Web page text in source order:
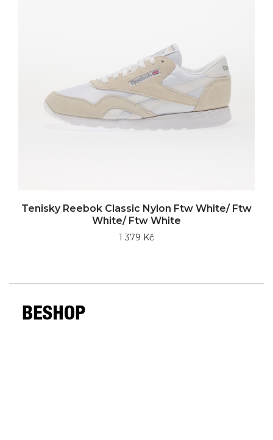
Tenisky Reebok Classic Nylon Ftw White/ Ftw
White/ Ftw White
1 379 Kč